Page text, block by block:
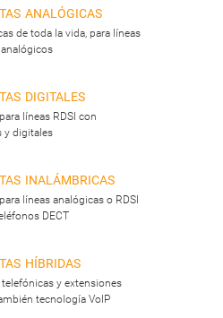
analógicas
de toda la vida, para líneas
digitales
líneas RDSI con
y digitales
inalámbricas
líneas analógicas o RDSI
DECT
híbridas
y extensiones
tecnología VoIP